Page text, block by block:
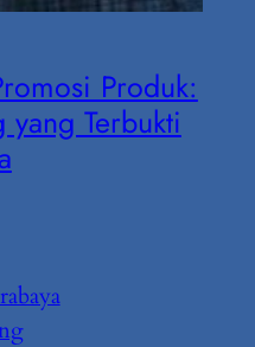
Produk:
Terbukti